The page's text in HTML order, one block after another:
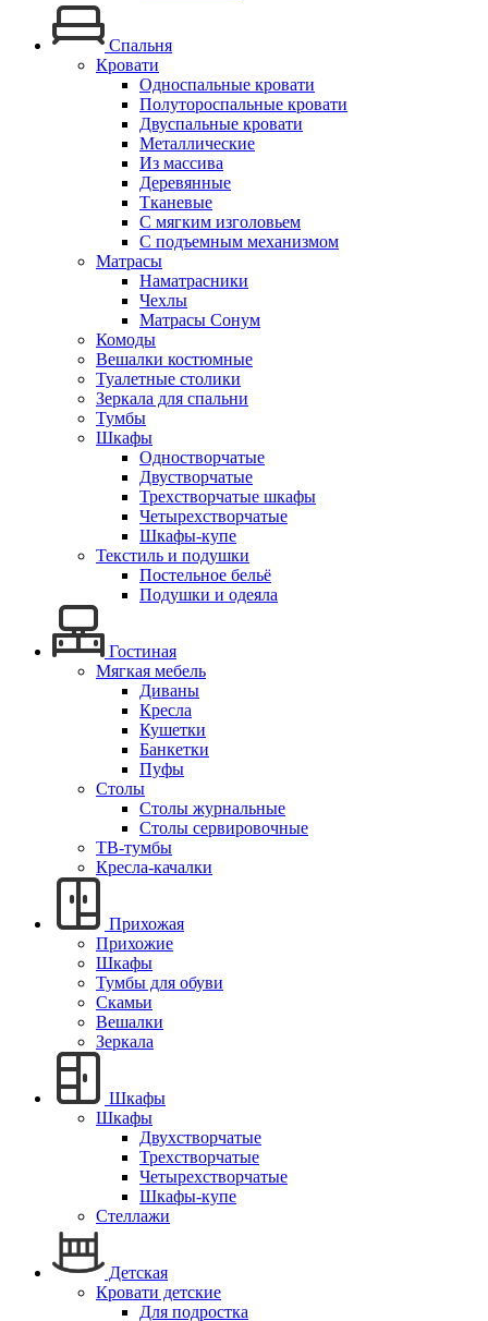
Спальня
Кровати
Односпальные кровати
Полутороспальные кровати
Двуспальные кровати
Металлические
Из массива
Деревянные
Тканевые
С мягким изголовьем
С подъемным механизмом
Матрасы
Наматрасники
Чехлы
Матрасы Сонум
Комоды
Вешалки костюмные
Туалетные столики
Зеркала для спальни
Тумбы
Шкафы
Одностворчатые
Двустворчатые
Трехстворчатые шкафы
Четырехстворчатые
Шкафы-купе
Текстиль и подушки
Постельное бельё
Подушки и одеяла
Гостиная
Мягкая мебель
Диваны
Кресла
Кушетки
Банкетки
Пуфы
Столы
Столы журнальные
Столы сервировочные
ТВ-тумбы
Кресла-качалки
Прихожая
Прихожие
Шкафы
Тумбы для обуви
Скамьи
Вешалки
Зеркала
Шкафы
Шкафы
Двухстворчатые
Трехстворчатые
Четырехстворчатые
Шкафы-купе
Стеллажи
Детская
Кровати детские
Для подростка